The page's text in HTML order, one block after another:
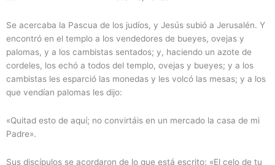
Se acercaba la Pascua de los judíos, y Jesús subió a Jerusalén. Y
encontró en el templo a los vendedores de bueyes, ovejas y
palomas, y a los cambistas sentados; y, haciendo un azote de
cordeles, los echó a todos del templo, ovejas y bueyes; y a los
cambistas les esparció las monedas y les volcó las mesas; y a los
que vendían palomas les dijo:
«Quitad esto de aquí; no convirtáis en un mercado la casa de mi
Padre».
Sus discípulos se acordaron de lo que está escrito: «El celo de tu